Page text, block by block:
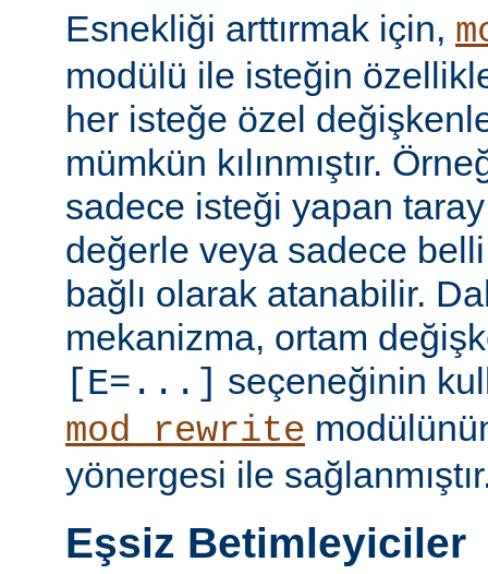
Esnekliği arttırmak için,
modülü ile isteğin
her isteğe özel
mümkün kılınmıştır.
sadece isteği yapan
değerle veya sadece belli
bağlı olarak atanabilir.
mekanizma, ortam
[E=...] seçeneğinin
mod_rewrite
yönergesi ile
Eşsiz Betimleyiciler